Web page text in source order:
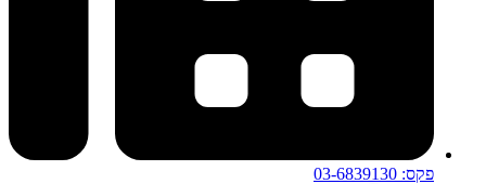
פקס: 03-6839130